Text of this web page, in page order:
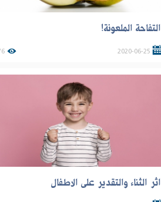
التفاحة الملعونة!
2020-06-25
اثر الثناء والتقدير على الاطفال